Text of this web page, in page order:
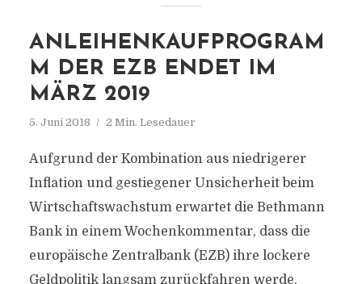
ANLEIHENKAUFPROGRAM
M DER EZB ENDET IM
MÄRZ 2019
5. Juni 2018 2 Min. Lesedauer
Aufgrund der Kombination aus niedrigerer
Inflation und gestiegener Unsicherheit beim
Wirtschaftswachstum erwartet die Bethmann
Bank in einem Wochenkommentar, dass die
europäische Zentralbank (EZB) ihre lockere
Geldpolitik langsam zurückfahren werde.